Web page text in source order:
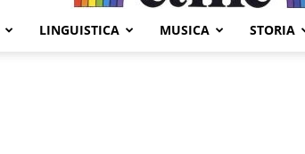
LINGUISTICA MUSICA STORIA